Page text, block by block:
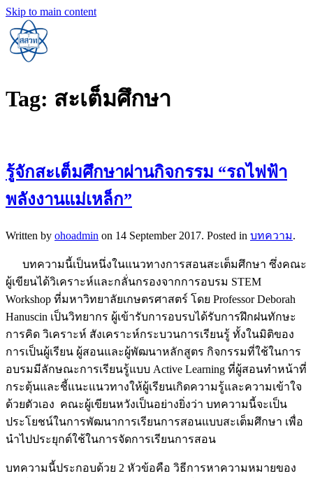
Skip to main content
Tag: สะเต็มศึกษา
รู้จักสะเต็มศึกษาผ่านกิจกรรม “รถไฟฟ้า
พลังงานแม่เหล็ก”
Written by ohoadmin on 14 September 2017. Posted in บทความ.
บทความนี้เป็นหนึ่งในแนวทางการสอนสะเต็มศึกษา ซึ่งคณะ
ผู้เขียนได้วิเคราะห์และกลั่นกรองจากการอบรม STEM
Workshop ที่มหาวิทยาลัยเกษตรศาสตร์ โดย Professor Deborah
Hanuscin เป็นวิทยากร ผู้เข้ารับการอบรบได้รับการฝึกฝนทักษะ
การคิด วิเคราะห์ สังเคราะห์กระบวนการเรียนรู้ ทั้งในมิติของ
การเป็นผู้เรียน ผู้สอนและผู้พัฒนาหลักสูตร กิจกรรมที่ใช้ในการ
อบรมมีลักษณะการเรียนรู้แบบ Active Learning ที่ผู้สอนทำหน้าที่
กระตุ้นและชี้แนะแนวทางให้ผู้เรียนเกิดความรู้และความเข้าใจ
ด้วยตัวเอง คณะผู้เขียนหวังเป็นอย่างยิ่งว่า บทความนี้จะเป็น
ประโยชน์ในการพัฒนาการเรียนการสอนแบบสะเต็มศึกษา เพื่อ
นำไปประยุกต์ใช้ในการจัดการเรียนการสอน
บทความนี้ประกอบด้วย 2 หัวข้อคือ วิธีการหาความหมายของ